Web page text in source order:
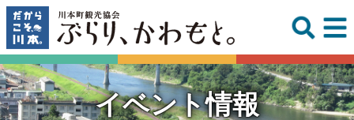
このページの本文へ
イベント情報